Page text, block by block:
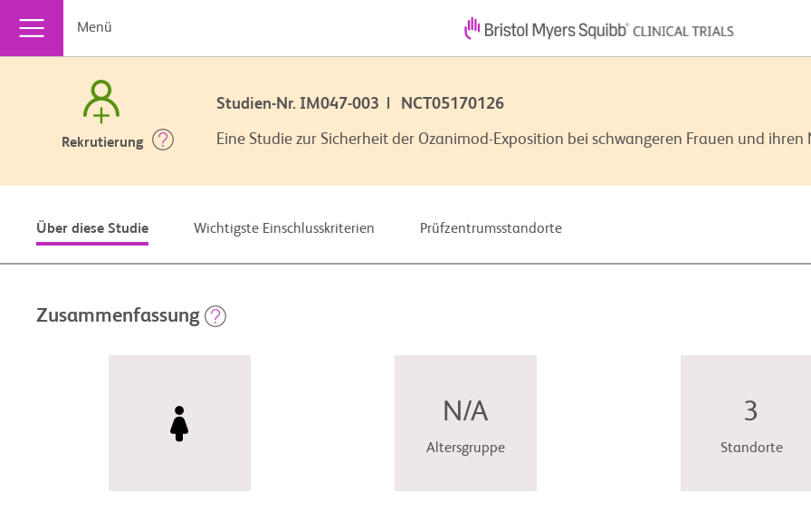
Menü
Rekrutierung
Studien-Nr. IM047-003 | NCT05170126
Eine Studie zur Sicherheit der Ozanimod-Exposition bei schwangeren Frauen und ihren
Über diese Studie Wichtigste Einschlusskriterien Prüfzentrumsstandorte
Zusammenfassung
N/A
Altersgruppe
3
Standorte